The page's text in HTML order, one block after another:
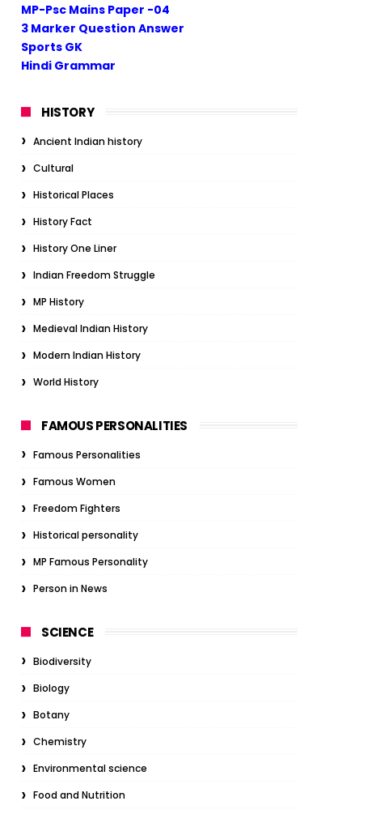
MP-Psc Mains Paper -04
3 Marker Question Answer
Sports GK
Hindi Grammar
HISTORY
Ancient Indian history
Cultural
Historical Places
History Fact
History One Liner
Indian Freedom Struggle
MP History
Medieval Indian History
Modern Indian History
World History
FAMOUS PERSONALITIES
Famous Personalities
Famous Women
Freedom Fighters
Historical personality
MP Famous Personality
Person in News
SCIENCE
Biodiversity
Biology
Botany
Chemistry
Environmental science
Food and Nutrition